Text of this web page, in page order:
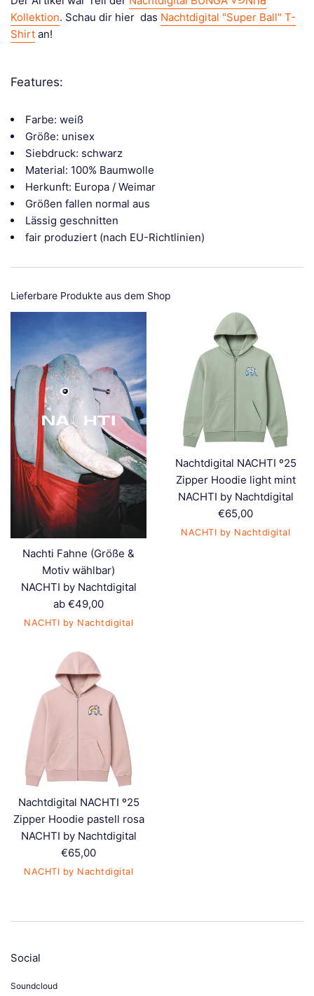
Kollektion. Schau dir hier das Nachtdigital "Super Ball" T-
Shirt an!
Features:
Farbe: weiß
Größe: unisex
Siebdruck: schwarz
Material: 100% Baumwolle
Herkunft: Europa / Weimar
Größen fallen normal aus
Lässig geschnitten
fair produziert (nach EU-Richtlinien)
Lieferbare Produkte aus dem Shop
Nachti Fahne (Größe &
Motiv wählbar)
NACHTI by Nachtdigital
ab €49,00
NACHTI by Nachtdigital
Nachtdigital NACHTI º25
Zipper Hoodie light mint
NACHTI by Nachtdigital
Normaler
Preis
€65,00
NACHTI by Nachtdigital
Nachtdigital NACHTI º25
Zipper Hoodie pastell rosa
NACHTI by Nachtdigital
Normaler
Preis
€65,00
NACHTI by Nachtdigital
Social
Soundcloud